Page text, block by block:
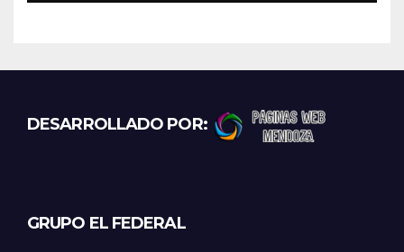
DESARROLLADO POR:
GRUPO EL FEDERAL